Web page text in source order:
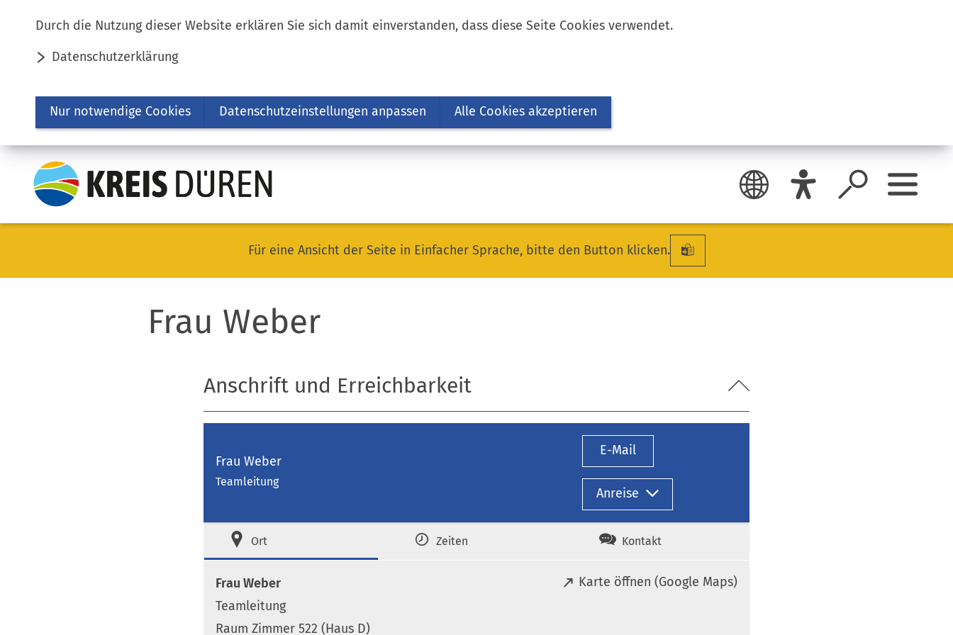
Durch die Nutzung dieser Website erklären Sie sich damit einverstanden, dass diese Seite Cookies verwendet.
Datenschutzerklärung
Nur notwendige Cookies Datenschutzeinstellungen anpassen Alle Cookies akzeptieren
Inhalt anspringen
Für eine Ansicht der Seite in Einfacher Sprache, bitte den Button klicken.
Frau Weber
Anschrift und Erreichbarkeit
Frau Weber
Teamleitung
E-Mail
Anreise
Ort Zeiten Kontakt
Frau Weber
Teamleitung
Raum Zimmer 522 (Haus D)
Karte öffnen (Google Maps)
(